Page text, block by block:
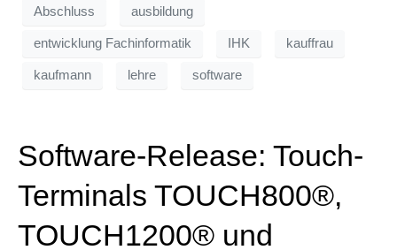
Abschluss ausbildung
entwicklung Fachinformatik IHK kauffrau
kaufmann lehre software
Software-Release: Touch-
Terminals TOUCH800®,
TOUCH1200® und